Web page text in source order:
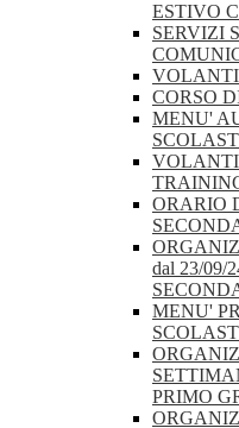
ESTIVO
SERVIZI
CORSO
MENU'
ORARIO
dal 23/09/
MENU'
PRIMO